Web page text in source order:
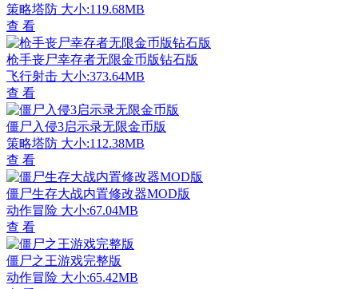
策略塔防 大小:119.68MB
查 看
枪手丧尸幸存者无限金币版钻石版
飞行射击 大小:373.64MB
查 看
僵尸入侵3启示录无限金币版
策略塔防 大小:112.38MB
查 看
僵尸生存大战内置修改器MOD版
动作冒险 大小:67.04MB
查 看
僵尸之王游戏完整版
动作冒险 大小:65.42MB